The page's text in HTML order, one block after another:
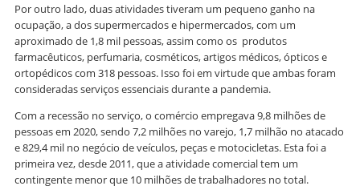
Por outro lado, duas atividades tiveram um pequeno ganho na
ocupação, a dos supermercados e hipermercados, com um
aproximado de 1,8 mil pessoas, assim como os produtos
farmacêuticos, perfumaria, cosméticos, artigos médicos, ópticos e
ortopédicos com 318 pessoas. Isso foi em virtude que ambas foram
consideradas serviços essenciais durante a pandemia.
Com a recessão no serviço, o comércio empregava 9,8 milhões de
pessoas em 2020, sendo 7,2 milhões no varejo, 1,7 milhão no atacado
e 829,4 mil no negócio de veículos, peças e motocicletas. Esta foi a
primeira vez, desde 2011, que a atividade comercial tem um
contingente menor que 10 milhões de trabalhadores no total.